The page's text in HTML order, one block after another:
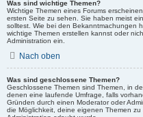
Was sind wichtige Themen?
Wichtige Themen eines Forums
ersten Seite zu sehen. Sie haben meist
solltest. Wie bei den Bekanntmachungen
wichtige Themen erstellen kannst oder
Administration ein.
Nach oben
Was sind geschlossene Themen?
Geschlossene Themen sind Themen, in
denen eine laufende Umfrage, falls
Gründen durch einen Moderator oder
die Möglichkeit, deine eigenen Themen